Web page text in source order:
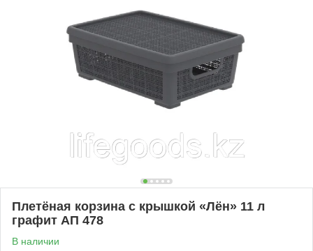
Плетёная корзина с крышкой «Лён» 11 л
графит АП 478
В наличии